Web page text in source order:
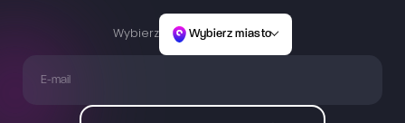
Wybierz Wybierz miasto